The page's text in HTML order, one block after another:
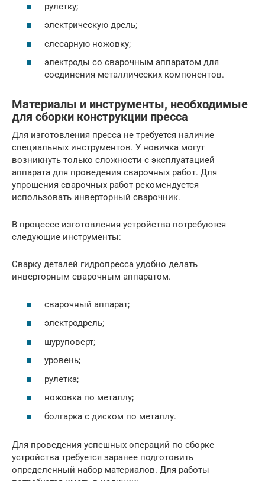
рулетку;
электрическую дрель;
слесарную ножовку;
электроды со сварочным аппаратом для
соединения металлических компонентов.
Материалы и инструменты, необходимые
для сборки конструкции пресса
Для изготовления пресса не требуется наличие
специальных инструментов. У новичка могут
возникнуть только сложности с эксплуатацией
аппарата для проведения сварочных работ. Для
упрощения сварочных работ рекомендуется
использовать инверторный сварочник.
В процессе изготовления устройства потребуются
следующие инструменты:
Сварку деталей гидропресса удобно делать
инверторным сварочным аппаратом.
сварочный аппарат;
электродрель;
шуруповерт;
уровень;
рулетка;
ножовка по металлу;
болгарка с диском по металлу.
Для проведения успешных операций по сборке
устройства требуется заранее подготовить
определенный набор материалов. Для работы